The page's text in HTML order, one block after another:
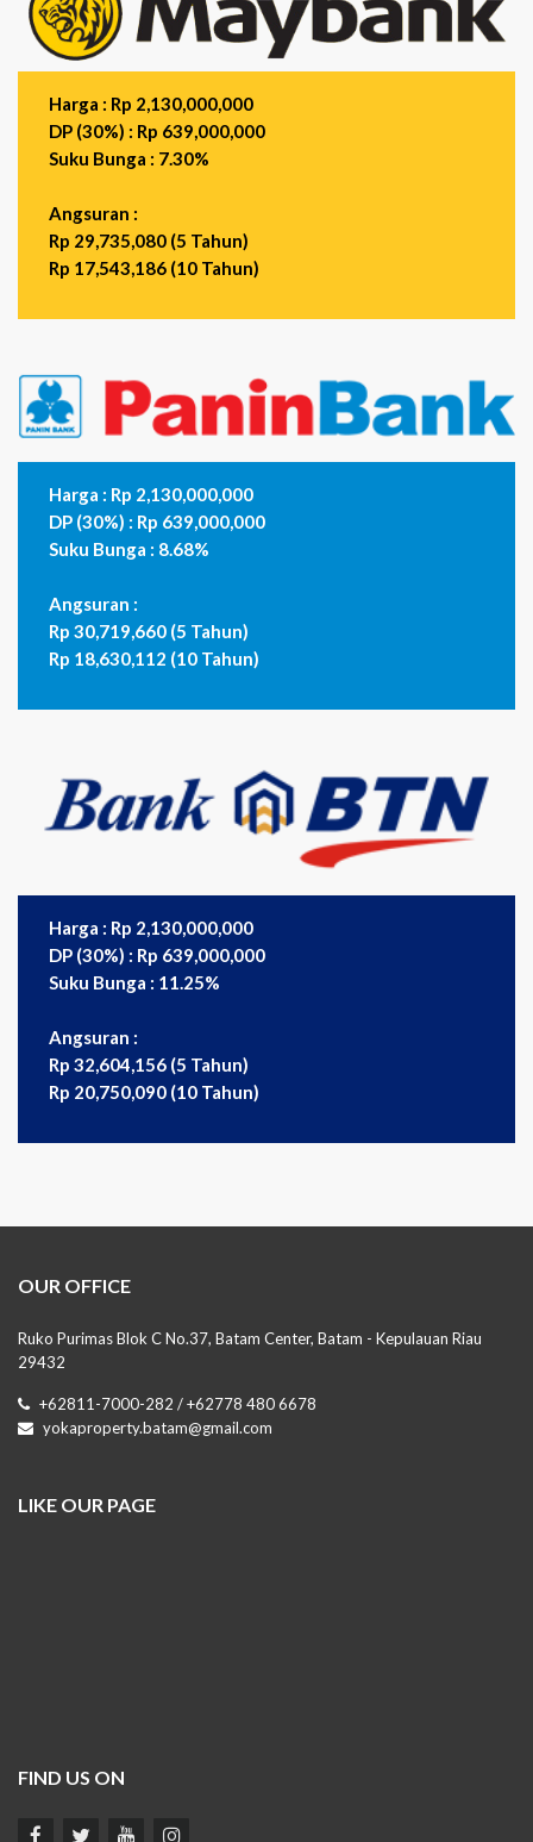
Harga : Rp 2,130,000,000
DP (30%) : Rp 639,000,000
Suku Bunga : 7.30%
Angsuran :
Rp 29,735,080 (5 Tahun)
Rp 17,543,186 (10 Tahun)
Harga : Rp 2,130,000,000
DP (30%) : Rp 639,000,000
Suku Bunga : 8.68%
Angsuran :
Rp 30,719,660 (5 Tahun)
Rp 18,630,112 (10 Tahun)
Harga : Rp 2,130,000,000
DP (30%) : Rp 639,000,000
Suku Bunga : 11.25%
Angsuran :
Rp 32,604,156 (5 Tahun)
Rp 20,750,090 (10 Tahun)
OUR OFFICE
Ruko Purimas Blok C No.37, Batam Center, Batam - Kepulauan Riau
29432
+62811-7000-282 / +62778 480 6678
yokaproperty.batam@gmail.com
LIKE OUR PAGE
FIND US ON